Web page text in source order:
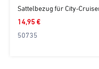
Sattelbezug für City-
14,95 €
50735